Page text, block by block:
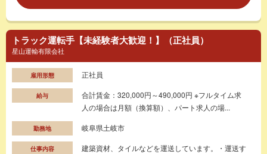
トラック運転手【未経験者大歓迎！】（正社員）
星山運輸有限会社
雇用形態 正社員
給与
合計賃金：320,000円～490,000円 ※フルタイム求
人の場合は月額（換算額）、パート求人の場...
勤務地 岐阜県土岐市
仕事内容
建築資材、タイルなどを運送しています。・運送す